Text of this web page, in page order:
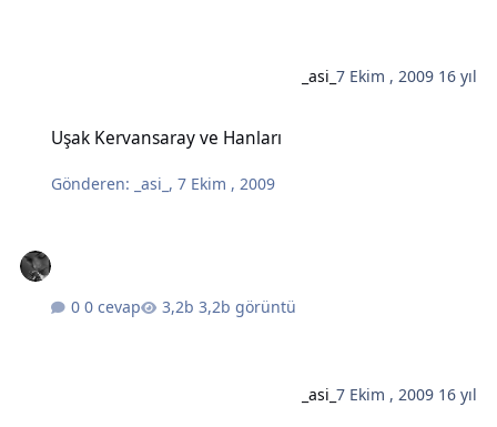
_asi_ 7 Ekim , 2009 16 yıl
Uşak Kervansaray ve Hanları
Gönderen: _asi_ ,7 Ekim , 2009
0 cevap 3,2b görüntü
_asi_ 7 Ekim , 2009 16 yıl